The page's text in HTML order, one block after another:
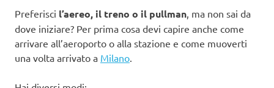
Preferisci l’aereo, il treno o il pullman, ma non sai da
dove iniziare? Per prima cosa devi capire anche come
arrivare all’aeroporto o alla stazione e come muoverti
una volta arrivato a Milano.